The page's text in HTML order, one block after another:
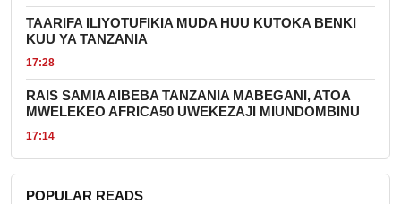
TAARIFA ILIYOTUFIKIA MUDA HUU KUTOKA BENKI
KUU YA TANZANIA
17:28
RAIS SAMIA AIBEBA TANZANIA MABEGANI, ATOA
MWELEKEO AFRICA50 UWEKEZAJI MIUNDOMBINU
17:14
POPULAR READS